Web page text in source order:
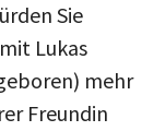
Sie
Lukas
mehr
Freundin